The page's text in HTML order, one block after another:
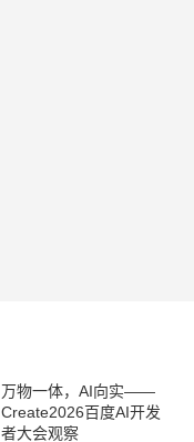
万物一体，AI向实——
Create2026百度AI开发
者大会观察